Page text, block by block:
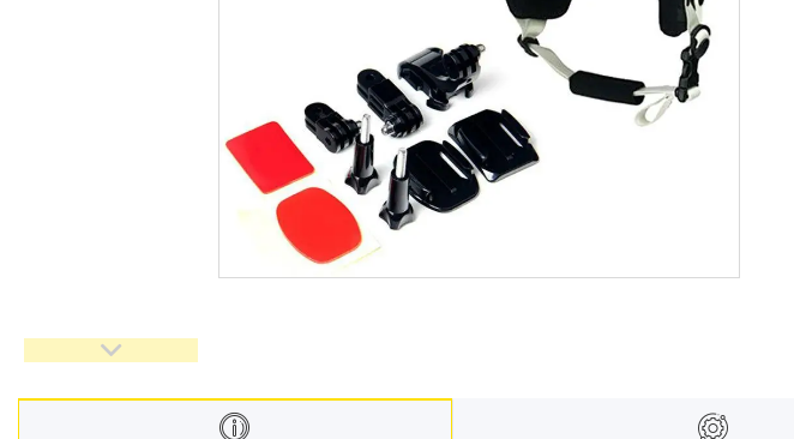
Кільцеві лампи, товари для
Світлодіодні LED-панель,
Стедіками, стабілізатори
Моноподи